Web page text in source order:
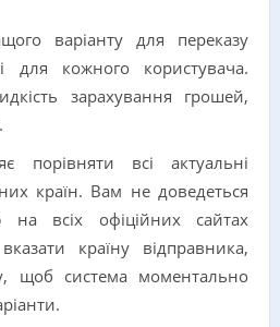
варіанту для переказу
для кожного користувача.
зарахування грошей,
порівняти всі актуальні
країн. Вам не доведеться
на всіх офіційних сайтах
країну відправника,
щоб система моментально